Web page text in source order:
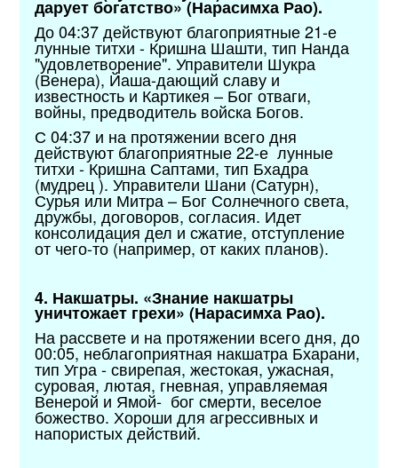
дарует богатство» (Нарасимха Рао).
До 04:37 действуют благоприятные 21-е
лунные титхи - Кришна Шашти, тип Нанда
"удовлетворение". Управители Шукра
(Венера), Йаша-дающий славу и
известность и Картикея – Бог отваги,
войны, предводитель войска Богов.
С 04:37 и на протяжении всего дня
действуют благоприятные 22-е лунные
титхи - Кришна Саптами, тип Бхадра
(мудрец ). Управители Шани (Сатурн),
Сурья или Митра – Бог Солнечного света,
дружбы, договоров, согласия. Идет
консолидация дел и сжатие, отступление
от чего-то (например, от каких планов).
4. Накшатры. «Знание накшатры
уничтожает грехи» (Нарасимха Рао).
На рассвете и на протяжении всего дня, до
00:05, неблагоприятная накшатра Бхарани,
тип Угра - свирепая, жестокая, ужасная,
суровая, лютая, гневная, управляемая
Венерой и Ямой- бог смерти, веселое
божество. Хороши для агрессивных и
напористых действий.